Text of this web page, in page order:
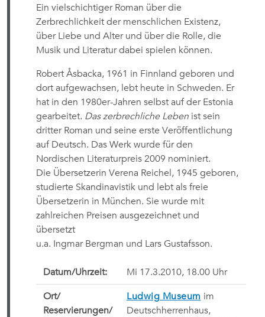
Ein vielschichtiger Roman über die
Zerbrechlichkeit der menschlichen Existenz,
über Liebe und Alter und über die Rolle, die
Musik und Literatur dabei spielen können.
Robert Åsbacka, 1961 in Finnland geboren und
dort aufgewachsen, lebt heute in Schweden. Er
hat in den 1980er-Jahren selbst auf der Estonia
gearbeitet. Das zerbrechliche Leben ist sein
dritter Roman und seine erste Veröffentlichung
auf Deutsch. Das Werk wurde für den
Nordischen Literaturpreis 2009 nominiert.
Die Übersetzerin Verena Reichel, 1945 geboren,
studierte Skandinavistik und lebt als freie
Übersetzerin in München. Sie wurde mit
zahlreichen Preisen ausgezeichnet und
übersetzt
u.a. Ingmar Bergman und Lars Gustafsson.
Datum/Uhrzeit: Mi 17.3.2010, 18.00 Uhr
Ort/
Reservierungen/
Ludwig Museum im
Deutschherrenhaus,